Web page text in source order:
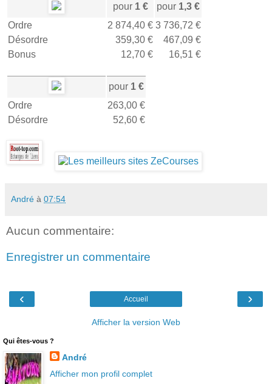
pour1 € pour 1,3 €
Ordre
2 874,40 € 3 736,72 €
Désordre
359,30 €
467,09 €
Bonus
12,70 € 16,51 €
pour 1 €
Ordre
263,00 €
Désordre
52,60 €
André à 07:54
Aucun commentaire:
Enregistrer un commentaire
‹ ›
Accueil
Afficher la version Web
Qui êtes-vous ?
André
Afficher mon profil complet